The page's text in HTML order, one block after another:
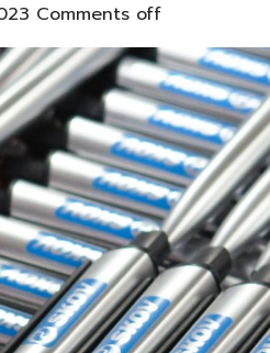
Comments off